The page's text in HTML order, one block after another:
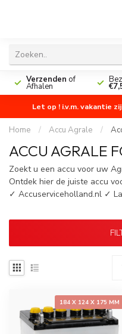
Verzenden of
Afhalen
Let op ! i.v.m. vakantie
Home / Accu Agrale /
ACCU AGRALE
Zoekt u een accu voor uw
Ontdek hier de juiste accu
✓ Accuserviceholland.nl ✓
184 X 124 X 175 MM